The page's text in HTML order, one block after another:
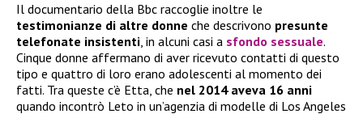
Il documentario della Bbc raccoglie inoltre le
testimonianze di altre donne che descrivono presunte
telefonate insistenti, in alcuni casi a sfondo sessuale.
Cinque donne affermano di aver ricevuto contatti di questo
tipo e quattro di loro erano adolescenti al momento dei
fatti. Tra queste c’è Etta, che nel 2014 aveva 16 anni
quando incontrò Leto in un’agenzia di modelle di Los Angeles